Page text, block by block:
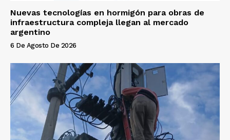
Nuevas tecnologías en hormigón para obras de
infraestructura compleja llegan al mercado
argentino
6 De Agosto De 2026